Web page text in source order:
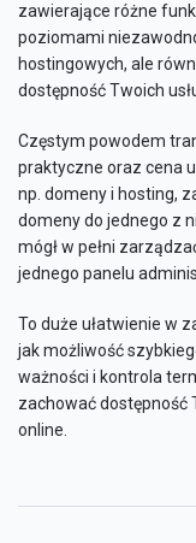
zawierające różne
poziomami
hostingowych, ale
dostępność Twoich
Częstym powodem
praktyczne oraz cena
np. domeny i hosting,
domeny do jednego z
mógł w pełni
jednego panelu
To duże ułatwienie w
jak możliwość
ważności i kontrola
zachować dostępność
online.